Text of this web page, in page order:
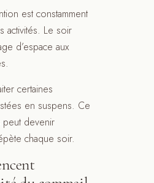
est constamment
activités. Le soir
d’espace aux
certaines
en suspens. Ce
peut devenir
chaque soir.